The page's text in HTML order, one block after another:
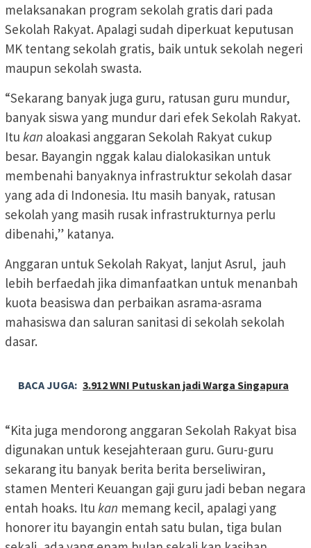
melaksanakan program sekolah gratis dari pada
Sekolah Rakyat. Apalagi sudah diperkuat keputusan
MK tentang sekolah gratis, baik untuk sekolah negeri
maupun sekolah swasta.
“Sekarang banyak juga guru, ratusan guru mundur,
banyak siswa yang mundur dari efek Sekolah Rakyat.
Itu kan aloakasi anggaran Sekolah Rakyat cukup
besar. Bayangin nggak kalau dialokasikan untuk
membenahi banyaknya infrastruktur sekolah dasar
yang ada di Indonesia. Itu masih banyak, ratusan
sekolah yang masih rusak infrastrukturnya perlu
dibenahi,” katanya.
Anggaran untuk Sekolah Rakyat, lanjut Asrul, jauh
lebih berfaedah jika dimanfaatkan untuk menanbah
kuota beasiswa dan perbaikan asrama-asrama
mahasiswa dan saluran sanitasi di sekolah sekolah
dasar.
BACA JUGA: 3.912 WNI Putuskan jadi Warga Singapura
“Kita juga mendorong anggaran Sekolah Rakyat bisa
digunakan untuk kesejahteraan guru. Guru-guru
sekarang itu banyak berita berita berseliwiran,
stamen Menteri Keuangan gaji guru jadi beban negara
entah hoaks. Itu kan memang kecil, apalagi yang
honorer itu bayangin entah satu bulan, tiga bulan